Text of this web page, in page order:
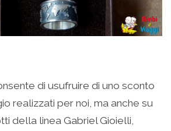
di usufruire di uno sconto
realizzati per noi, ma anche su
della linea Gabriel Gioielli,